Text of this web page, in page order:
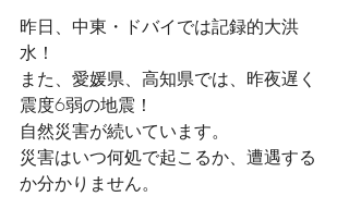
昨日、中東・ドバイでは記録的大洪
水！
また、愛媛県、高知県では、昨夜遅く
震度6弱の地震！
自然災害が続いています。
災害はいつ何処で起こるか、遭遇する
か分かりません。